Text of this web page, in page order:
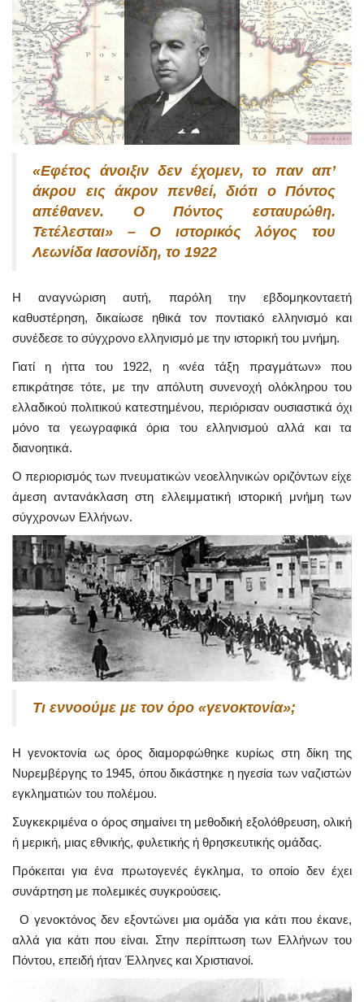
«Εφέτος άνοιξιν δεν έχομεν, το παν απ’
άκρου εις άκρον πενθεί, διότι ο Πόντος
απέθανεν. Ο Πόντος εσταυρώθη.
Τετέλεσται» – Ο ιστορικός λόγος του
Λεωνίδα Ιασονίδη, το 1922
Η αναγνώριση αυτή, παρόλη την εβδομηκονταετή
καθυστέρηση, δικαίωσε ηθικά τον ποντιακό ελληνισμό και
συνέδεσε το σύγχρονο ελληνισμό με την ιστορική του μνήμη.
Γιατί η ήττα του 1922, η «νέα τάξη πραγμάτων» που
επικράτησε τότε, με την απόλυτη συνενοχή ολόκληρου του
ελλαδικού πολιτικού κατεστημένου, περιόρισαν ουσιαστικά όχι
μόνο τα γεωγραφικά όρια του ελληνισμού αλλά και τα
διανοητικά.
Ο περιορισμός των πνευματικών νεοελληνικών οριζόντων είχε
άμεση αντανάκλαση στη ελλειμματική ιστορική μνήμη των
σύγχρονων Ελλήνων.
Τι εννοούμε με τον όρο «γενοκτονία»;
Η γενοκτονία ως όρος διαμορφώθηκε κυρίως στη δίκη της
Νυρεμβέργης το 1945, όπου δικάστηκε η ηγεσία των ναζιστών
εγκληματιών του πολέμου.
Συγκεκριμένα ο όρος σημαίνει τη μεθοδική εξολόθρευση, ολική
ή μερική, μιας εθνικής, φυλετικής ή θρησκευτικής ομάδας.
Πρόκειται για ένα πρωτογενές έγκλημα, το οποίο δεν έχει
συνάρτηση με πολεμικές συγκρούσεις.
Ο γενοκτόνος δεν εξοντώνει μια ομάδα για κάτι που έκανε,
αλλά για κάτι που είναι. Στην περίπτωση των Ελλήνων του
Πόντου, επειδή ήταν Έλληνες και Χριστιανοί.